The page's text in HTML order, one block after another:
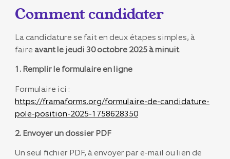
Comment candidater
La candidature se fait en deux étapes simples, à
faire avant le jeudi 30 octobre 2025 à minuit.
1. Remplir le formulaire en ligne
Formulaire ici :
https://framaforms.org/formulaire-de-candidature-
pole-position-2025-1758628350
2. Envoyer un dossier PDF
Un seul fichier PDF, à envoyer par e-mail ou lien de